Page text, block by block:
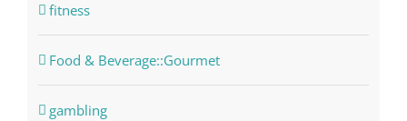
fitness
Food & Beverage::Gourmet
gambling